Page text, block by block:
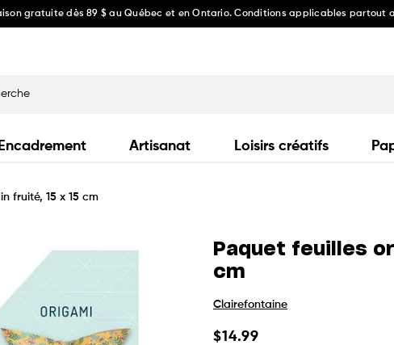
gratuite dès 89 $ au Québec et en Ontario. Conditions applicables partout
Encadrement Artisanat Loisirs créatifs
fruité, 15 x 15 cm
Paquet feuilles
cm
Clairefontaine
Prix
$14.99